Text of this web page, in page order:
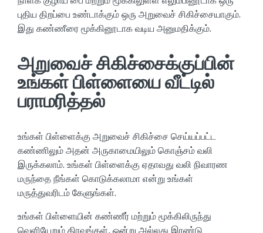
புதிய திறப்பை உண்டாக்கும் ஒரு அறுவைச் சிகிச்சையாகும்.
இது கண்ணீரை மூக்கினூடாக வடிய அனுமதிக்கும்.
அறுவைச் சிகிச்சைக்குப்பின்
உங்கள் பிள்ளையை வீட்டில்
பராமரித்தல்
உங்கள் பிள்ளைக்கு அறுவைச் சிகிச்சை செய்யப்பட்ட
கண்ணிலும் அதன் அருகாமையிலும் கொஞ்சம் வலி
இருக்கலாம். உங்கள் பிள்ளைக்கு ஏதாவது வலி நிவாரண
மருந்தை நீங்கள் கொடுக்கலாமா என்று உங்கள்
மருத்துவரிடம் கேளுங்கள்.
உங்கள் பிள்ளையின் கண்ணீர் மற்றும் மூக்கிலிருந்து
வெளியேறும் திரவங்கள், ஒன்று அல்லது இரண்டு